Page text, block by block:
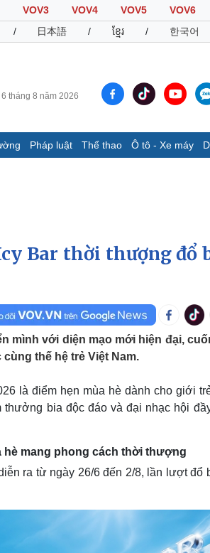
VOV3 VOV4 VOV5 VOV6
/ 日本語 / ខ្មែរ / 한국어
tháng 8 năm 2026
Pháp luật Thể thao Ô tô - Xe máy
đấu bóng đá
thể thao
Ô tô
Xe máy
Tư vấn
- Điện ảnh
Giải trí
Nghệ sĩ
Sao Việt
Bar thời thượng đổ
mình với diện mạo mới hiện đại,
thế hệ trẻ Việt Nam.
là điểm hẹn mùa hè dành cho giới
bia độc đáo và đại nhạc hội
hè mang phong cách thời thượng
ra từ ngày 26/6 đến 2/8, lần lượt đổ